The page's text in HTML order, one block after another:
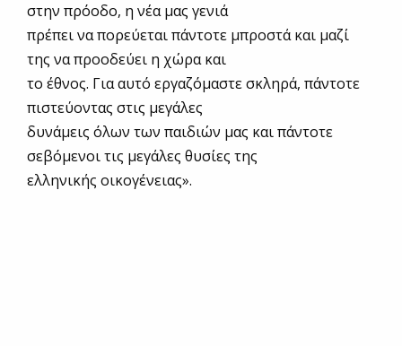
στην πρόοδο, η νέα μας γενιά
πρέπει να πορεύεται πάντοτε μπροστά και μαζί
της να προοδεύει η χώρα και
το έθνος. Για αυτό εργαζόμαστε σκληρά, πάντοτε
πιστεύοντας στις μεγάλες
δυνάμεις όλων των παιδιών μας και πάντοτε
σεβόμενοι τις μεγάλες θυσίες της
ελληνικής οικογένειας».